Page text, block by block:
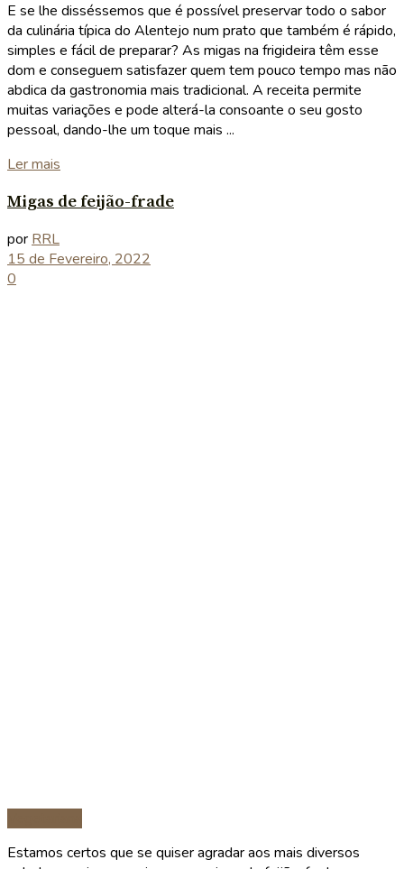
E se lhe disséssemos que é possível preservar todo o sabor
da culinária típica do Alentejo num prato que também é rápido,
simples e fácil de preparar? As migas na frigideira têm esse
dom e conseguem satisfazer quem tem pouco tempo mas não
abdica da gastronomia mais tradicional. A receita permite
muitas variações e pode alterá-la consoante o seu gosto
pessoal, dando-lhe um toque mais ...
Ler mais
Migas de feijão-frade
por RRL
15 de Fevereiro, 2022
0
Estamos certos que se quiser agradar aos mais diversos